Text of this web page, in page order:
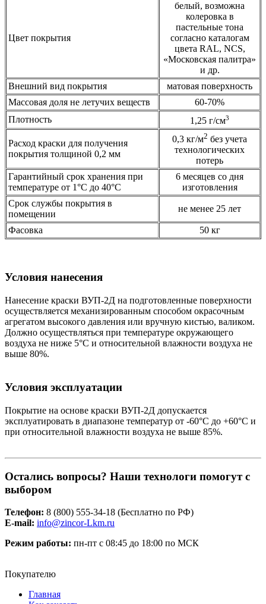
Цвет покрытия
белый, возможна
колеровка в
пастельные тона
согласно каталогам
цвета RAL, NCS,
«Московская палитра»
и др.
Внешний вид покрытия
матовая поверхность
Массовая доля не летучих веществ
60-70%
Плотность
1,25 г/см3
Расход краски для получения
покрытия толщиной 0,2 мм
0,3 кг/м2 без учета
технологических
потерь
Гарантийный срок хранения при
температуре от 1°С до 40°С
6 месяцев со дня
изготовления
Срок службы покрытия в
помещении
не менее 25 лет
Фасовка 50 кг
Условия нанесения
Нанесение краски ВУП-2Д на подготовленные поверхности
осуществляется механизированным способом окрасочным
агрегатом высокого давления или вручную кистью, валиком.
Должно осуществляться при температуре окружающего
воздуха не ниже 5°С и относительной влажности воздуха не
выше 80%.
Условия эксплуатации
Покрытие на основе краски ВУП-2Д допускается
эксплуатировать в диапазоне температур от -60°С до +60°С и
при относительной влажности воздуха не выше 85%.
Остались вопросы? Наши технологи помогут с
выбором
Телефон: 8 (800) 555-34-18 (Бесплатно по РФ)
Е-mail: info@zincor-Lkm.ru
Режим работы: пн-пт с 08:45 до 18:00 по МСК
Покупателю
Главная